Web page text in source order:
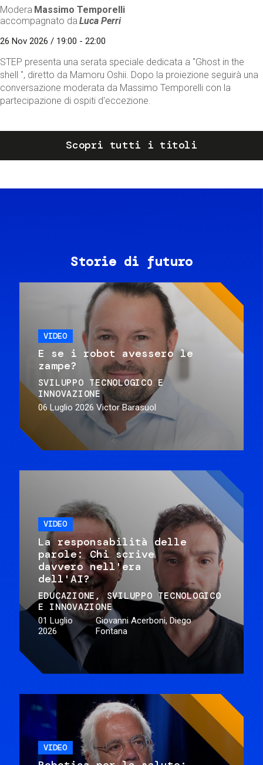
Modera Massimo Temporelli
accompagnato da Luca Perri
26 Nov 2026 / 19:00 - 22:00
STEP presenta una serata speciale dedicata a "Ghost in the
shell ", diretto da Mamoru Oshii. Dopo la proiezione seguirà una
conversazione moderata da Massimo Temporelli con la
partecipazione di ospiti d'eccezione.
Scopri tutti i titoli
Storie di futuro
VIDEO
E se i robot avessero le
zampe?
SVILUPPO TECNOLOGICO E
INNOVAZIONE
06 Luglio 2026 Victor Barasuol
VIDEO
La responsabilità delle
parole: Chi scrive
davvero nell'era
dell'AI?
EDUCAZIONE
SVILUPPO TECNOLOGICO
E INNOVAZIONE
01 Luglio
2026
Giovanni Acerboni, Diego
Fontana
VIDEO